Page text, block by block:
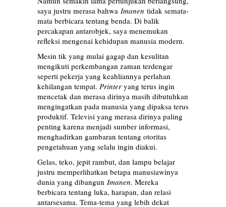
saya justru merasa bahwa Imanen tidak semata-
mata berbicara tentang benda. Di balik
percakapan antarobjek, saya menemukan
refleksi mengenai kehidupan manusia modern.
Mesin tik yang mulai gagap dan kesulitan
mengikuti perkembangan zaman terdengar
seperti pekerja yang keahliannya perlahan
kehilangan tempat. Printer yang terus ingin
mencetak dan merasa dirinya masih dibutuhkan
mengingatkan pada manusia yang dipaksa terus
produktif. Televisi yang merasa dirinya paling
penting karena menjadi sumber informasi,
menghadirkan gambaran tentang otoritas
pengetahuan yang selalu ingin diakui.
Gelas, teko, jepit rambut, dan lampu belajar
justru memperlihatkan betapa manusiawinya
dunia yang dibangun Imanen. Mereka
berbicara tentang luka, harapan, dan relasi
antarsesama. Tema-tema yang lebih dekat